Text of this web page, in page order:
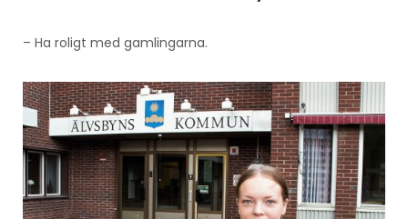
– Ha roligt med gamlingarna.